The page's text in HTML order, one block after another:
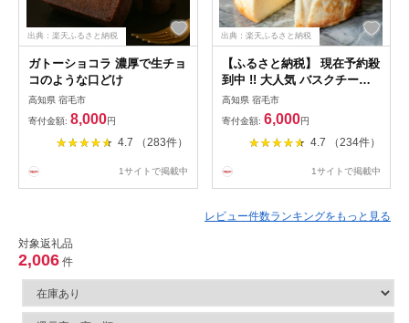
出典：楽天ふるさと納税
ガトーショコラ 濃厚で生チョ
コのような口どけ
高知県 宿毛市
寄付金額: 8,000円
4.7 （283件）
1サイトで掲載中
出典：楽天ふるさと納税
【ふるさと納税】 現在予約殺
到中 !! 大人気 バスクチーズ
ケーキ 定期便 ケーキ スイー
ツ おやつ ギフト 贈り物 濃厚
クリーミー チーズ 絶品 洋菓
子 デザート 人気 手作り お取
ーティー 記念日 バースデー
10000円
高知県 宿毛市
寄付金額: 6,000円
4.7 （234件）
1サイトで掲載中
レビュー件数ランキングをもっと見る
対象返礼品
2,006 件